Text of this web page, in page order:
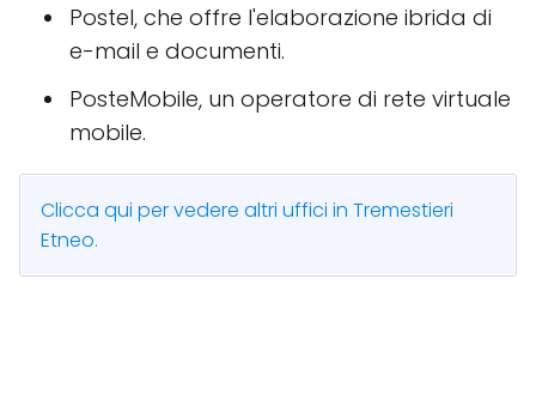
Postel, che offre l'elaborazione ibrida di
e-mail e documenti.
PosteMobile, un operatore di rete virtuale
mobile.
Clicca qui per vedere altri uffici in Tremestieri
Etneo.